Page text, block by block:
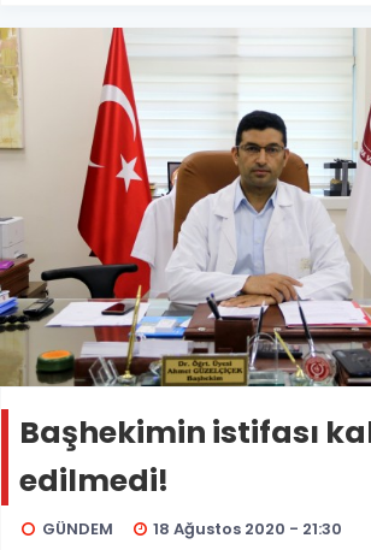
Başhekimin istifası
edilmedi!
GÜNDEM 18 Ağustos 2020 - 21:30